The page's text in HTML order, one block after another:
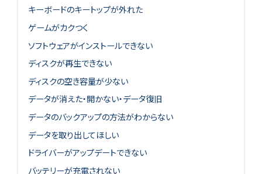
キーボードのキートップが外れた
ゲームがカクつく
ソフトウェアがインストールできない
ディスクが再生できない
ディスクの空き容量が少ない
データが消えた・開かない・データ復旧
データのバックアップの方法がわからない
データを取り出してほしい
ドライバーがアップデートできない
バッテリーが充電されない